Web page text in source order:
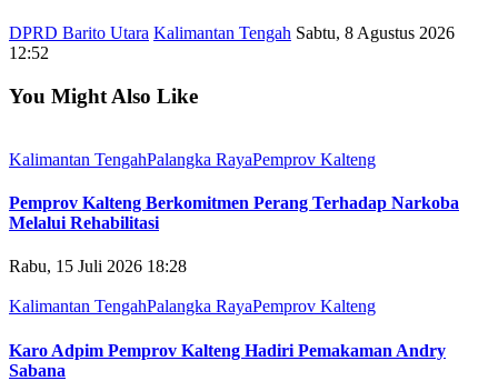
DPRD Barito Utara Kalimantan Tengah Sabtu, 8 Agustus 2026
12:52
You Might Also Like
Kalimantan TengahPalangka RayaPemprov Kalteng
Pemprov Kalteng Berkomitmen Perang Terhadap Narkoba
Melalui Rehabilitasi
Rabu, 15 Juli 2026 18:28
Kalimantan TengahPalangka RayaPemprov Kalteng
Karo Adpim Pemprov Kalteng Hadiri Pemakaman Andry
Sabana